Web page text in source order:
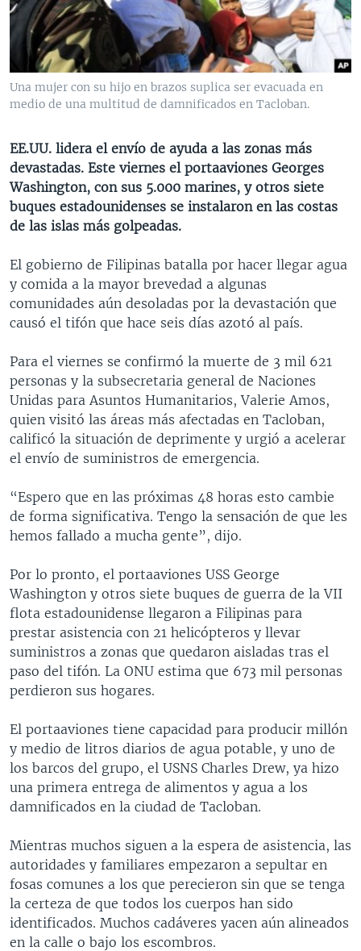
VENEZUELA
BRASIL
NICARAGUA
ECONOMÍA
ENTRETENIMIENTO Y CULTURA
TECNOLOGÍA
DEPORTES
MULTIMEDIA
VIDEOS
FOTOGRAFÍA
AUDIOS
PROGRAMAS TV
EL MUNDO AL DÍA
FORO INTERAMERICANO
LAS CLAVES
PANORAMA
RADIO
AVANCE INFORMATIVO
BUENOS DÍAS AMÉRICA
ESTADOS UNIDOS AL DÍA
EL MUNDO AL DÍA [RADIO]
DEPORTIVO INTERNACIONAL
NOTA ECONÓMICA
ENTRETENIMIENTO
DIRECT
Learning English
SÍGANOS
Idiomas
Una mujer con su hijo en brazos suplica ser evacuada en
medio de una multitud de damnificados en Tacloban.
EE.UU. lidera el envío de ayuda a las zonas más
devastadas. Este viernes el portaaviones Georges
Washington, con sus 5.000 marines, y otros siete
buques estadounidenses se instalaron en las costas
de las islas más golpeadas.
El gobierno de Filipinas batalla por hacer llegar agua
y comida a la mayor brevedad a algunas
comunidades aún desoladas por la devastación que
causó el tifón que hace seis días azotó al país.
Para el viernes se confirmó la muerte de 3 mil 621
personas y la subsecretaria general de Naciones
Unidas para Asuntos Humanitarios, Valerie Amos,
quien visitó las áreas más afectadas en Tacloban,
calificó la situación de deprimente y urgió a acelerar
el envío de suministros de emergencia.
“Espero que en las próximas 48 horas esto cambie
de forma significativa. Tengo la sensación de que les
hemos fallado a mucha gente”, dijo.
Por lo pronto, el portaaviones USS George
Washington y otros siete buques de guerra de la VII
flota estadounidense llegaron a Filipinas para
prestar asistencia con 21 helicópteros y llevar
suministros a zonas que quedaron aisladas tras el
paso del tifón. La ONU estima que 673 mil personas
perdieron sus hogares.
El portaaviones tiene capacidad para producir millón
y medio de litros diarios de agua potable, y uno de
los barcos del grupo, el USNS Charles Drew, ya hizo
una primera entrega de alimentos y agua a los
damnificados en la ciudad de Tacloban.
Mientras muchos siguen a la espera de asistencia, las
autoridades y familiares empezaron a sepultar en
fosas comunes a los que perecieron sin que se tenga
la certeza de que todos los cuerpos han sido
identificados. Muchos cadáveres yacen aún alineados
en la calle o bajo los escombros.